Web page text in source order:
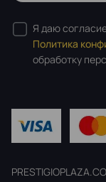
Я даю
Политика
обработку